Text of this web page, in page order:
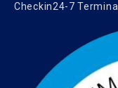
Checkin24-7 Terminal